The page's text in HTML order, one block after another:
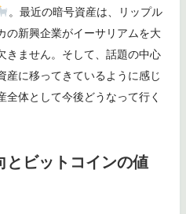
。最近の暗号資産は、リップル
の新興企業がイーサリアムを大
きません。そして、話題の中心
産に移ってきているように感じ
全体として今後どうなって行く
とビットコインの値